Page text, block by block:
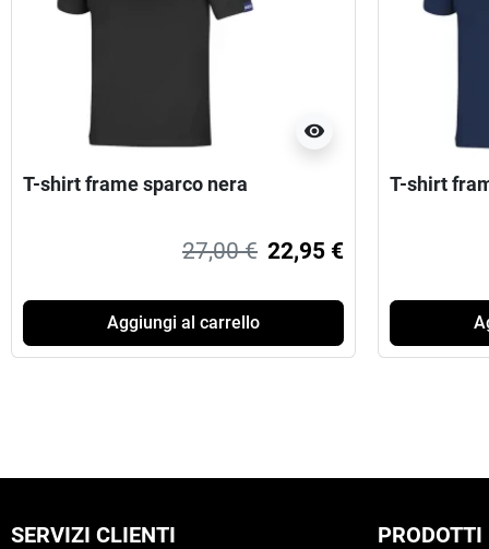
visibility
T-shirt frame sparco nera
27,00 € 22,95 €
Aggiungi al carrello
T-shirt
SERVIZI CLIENTI PRODOTTI